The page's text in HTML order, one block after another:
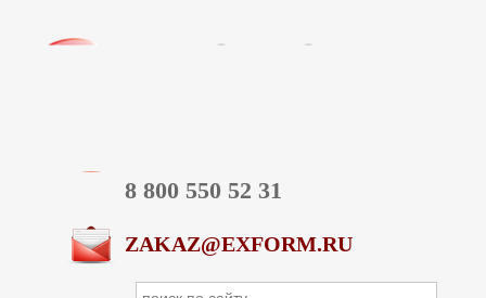
8 800 550 52 31
ZAKAZ@EXFORM.RU